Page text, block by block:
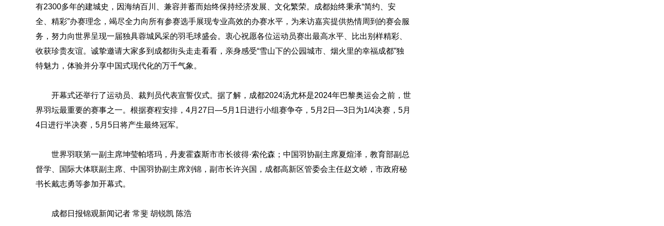
有2300多年的建城史，因海纳百川、兼容并蓄而始终保持经济发展、文化繁荣。成都始终秉承“简约、安
全、精彩”办赛理念，竭尽全力向所有参赛选手展现专业高效的办赛水平，为来访嘉宾提供热情周到的赛会服
务，努力向世界呈现一届独具蓉城风采的羽毛球盛会。衷心祝愿各位运动员赛出最高水平、比出别样精彩、
收获珍贵友谊。诚挚邀请大家多到成都街头走走看看，亲身感受“雪山下的公园城市、烟火里的幸福成都”独
特魅力，体验并分享中国式现代化的万千气象。
开幕式还举行了运动员、裁判员代表宣誓仪式。据了解，成都2024汤尤杯是2024年巴黎奥运会之前，世
界羽坛最重要的赛事之一。根据赛程安排，4月27日—5月1日进行小组赛争夺，5月2日—3日为1/4决赛，5月
4日进行半决赛，5月5日将产生最终冠军。
世界羽联第一副主席坤莹帕塔玛，丹麦霍森斯市市长彼得·索伦森；中国羽协副主席夏煊泽，教育部副总
督学、国际大体联副主席、中国羽协副主席刘锦，副市长许兴国，成都高新区管委会主任赵文峤，市政府秘
书长戴志勇等参加开幕式。
成都日报锦观新闻记者 常斐 胡锐凯 陈浩